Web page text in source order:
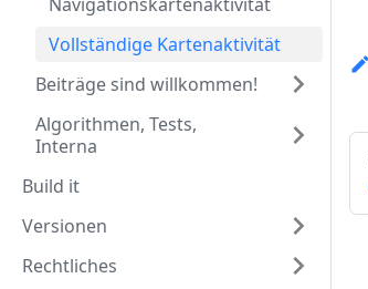
Vollständige Kartenaktivität
Beiträge sind willkommen!
Algorithmen, Tests,
Interna
Build it
Versionen
Rechtliches